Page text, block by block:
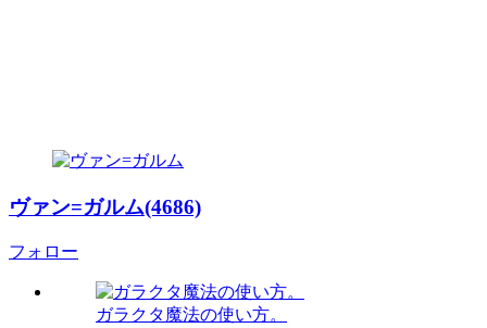
ヴァン=ガルム(4686)
フォロー
ガラクタ魔法の使い方。